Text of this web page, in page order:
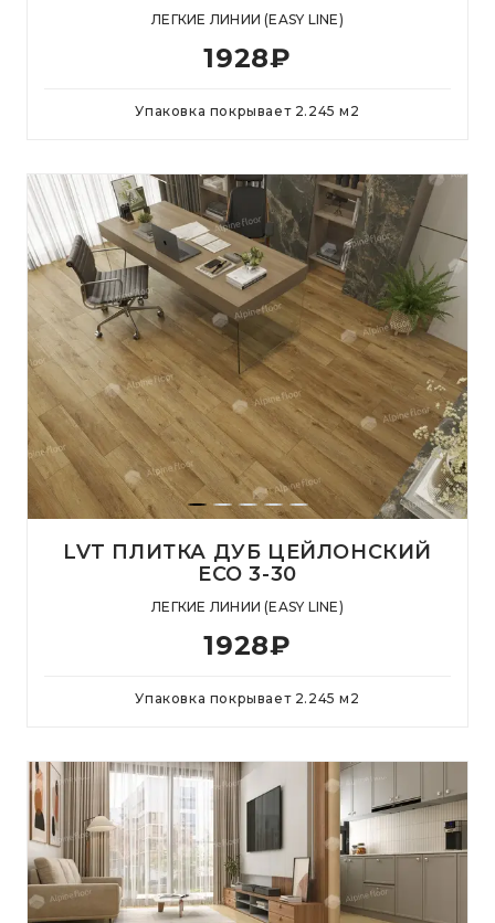
ЛЕГКИЕ ЛИНИИ (EASY LINE)
1928₽
Упаковка покрывает 2.245 м 2
LVT ПЛИТКА ДУБ ЦЕЙЛОНСКИЙ
ЕСО 3-30
ЛЕГКИЕ ЛИНИИ (EASY LINE)
1928₽
Упаковка покрывает 2.245 м 2